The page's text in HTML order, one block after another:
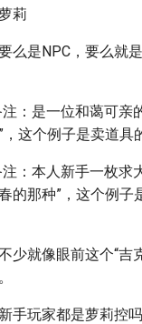
莉
么是NPC，要么就
：是一位和蔼可亲
这个例子是卖道具
注：本人新手一枚求
的那种”，这个例子
少就像眼前这个“吉
手玩家都是萝莉控